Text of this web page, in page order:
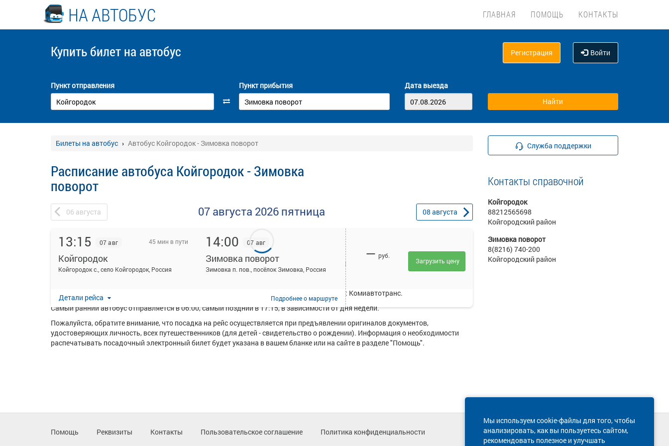
НА АВТОБУС ГЛАВНАЯ ПОМОЩЬ КОНТАКТЫ
Купить билет на автобус Регистрация Войти
Пункт отправления Пункт прибытия Дата выезда
Билеты на автобус Автобус Койгородок - Зимовка поворот
Расписание автобуса Койгородок - Зимовка
поворот
06 августа 07 августа 2026 пятница 08 августа
13:15 07 авг 45 мин в пути
Койгородок
Койгородок с., село Койгородок, Россия
14:00 07 авг
Зимовка поворот
Зимовка п. пов., посёлок Зимовка, Россия
Детали рейса Подробнеео маршруте
— руб.
Загрузить цену
На данной странице вы можете ознакомиться с расписанием и купить билет онлайн на автобус Койгородок - Зимовка поворот.
Перевозку пассажиров по данному направлению осуществляют следующие перевозчики: Комиавтотранс.
Самый ранний автобус отправляется в 06:00, самый поздний в 17:15, в зависимости от дня недели.
Пожалуйста, обратите внимание, что посадка на рейс осуществляется при предъявлении оригиналов документов,
удостоверяющих личность, всех путешественников (для детей - свидетельство о рождении). Информация о необходимости
распечатывать посадочный электронный билет будет указана в вашем бланке или на сайте в разделе "Помощь".
Служба поддержки
Контакты справочной
Койгородок
88212565698
Койгородский район
Зимовка поворот
8(8216) 740-200
Койгородский район
Мы используем cookie-файлы для того, чтобы
анализировать, как вы пользуетесь сайтом,
рекомендовать полезное и улучшать
Помощь Реквизиты Контакты Пользовательское соглашение
Политика конфиденциальности
Техническая поддержка сайта